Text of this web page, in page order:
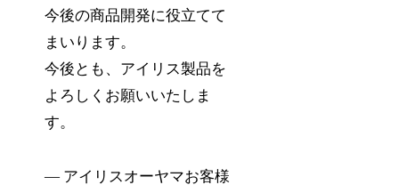
今後の商品開発に役立てて
まいります。
今後とも、アイリス製品を
よろしくお願いいたしま
す。
— アイリスオーヤマお客様